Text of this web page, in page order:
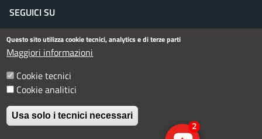
SEGUICI SU
Facebook
Instagram
Telegram
TwitterWhatsApp
YouTube
Menu piè di pagina
Informativa privacy
© Comune di Rimini. Tutti i diritti riservati.
Questo sito utilizza cookie tecnici, analytics e di terze parti
Maggiori informazioni
Cookie tecnici
Cookie analitici
Usa solo i tecnici necessari
2